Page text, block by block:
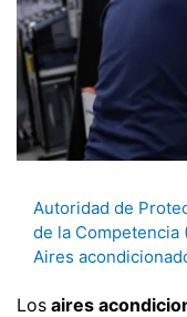
Autoridad de
de la Competencia
Aires
Los aires